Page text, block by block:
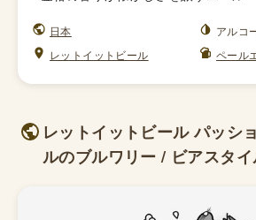
日本
アルコ
レットイットビール
ペール
レットイットビール パッシ
ルのブルワリー / ビアスタ